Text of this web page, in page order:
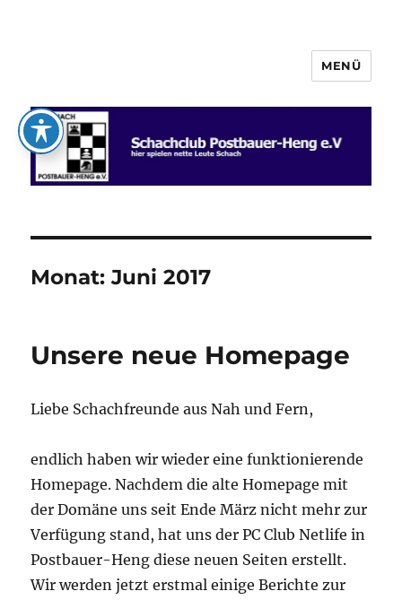
Schachclub Postbauer-Heng e.V.
MENÜ
Monat:Juni 2017
Unsere neue Homepage
Liebe Schachfreunde aus Nah und Fern,
endlich haben wir wieder eine funktionierende
Homepage. Nachdem die alte Homepage mit
der Domäne uns seit Ende März nicht mehr zur
Verfügung stand, hat uns der PC Club Netlife in
Postbauer-Heng diese neuen Seiten erstellt.
Wir werden jetzt erstmal einige Berichte zur